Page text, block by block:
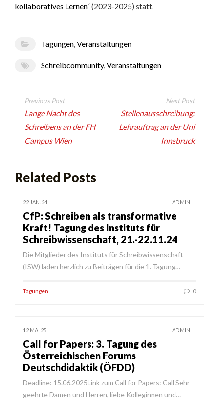
kollaboratives Lernen“ (2023-2025) statt.
Tagungen,Veranstaltungen
Schreibcommunity,Veranstaltungen
Beitragsnavigation
Lange Nacht des
Schreibens an der FH
Campus Wien
Stellenausschreibung:
Lehrauftrag an der Uni
Innsbruck
Related Posts
22 JAN. 24 ADMIN
CfP: Schreiben als transformative
Kraft! Tagung des Instituts für
Schreibwissenschaft, 21.-22.11.24
Die Mitglieder des Instituts für Schreibwissenschaft
(ISW) laden herzlich zu Beiträgen für die 1. Tagung…
Tagungen 0
12 MAI 25 ADMIN
Call for Papers: 3. Tagung des
Österreichischen Forums
Deutschdidaktik (ÖFDD)
Deadline: 15.06.2025Link zum Call for Papers: Call Sehr
geehrte Damen und Herren, liebe Kolleginnen und…